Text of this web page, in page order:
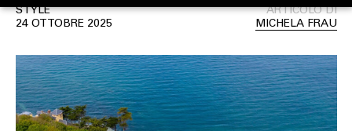
STYLE
24 OTTOBRE 2025
ARTICOLO DI
MICHELA FRAU